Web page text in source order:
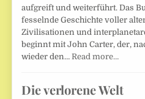
aufgreift und weiterführt. Das
fesselnde Geschichte voller
Zivilisationen und
beginnt mit John Carter, der,
wieder den…Read more…
Die verlorene Welt